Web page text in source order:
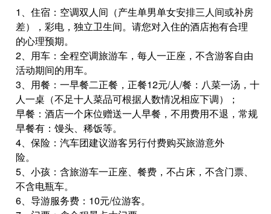
1、住宿：空调双人间（产生单男单女安排三人间或补房
差），彩电，独立卫生间。请您对入住的酒店抱有合理
的心理预期。
2、用车：全程空调旅游车，每人一正座，不含游客自由
活动期间的用车。
3、用餐：一早餐二正餐，正餐12元/人/餐：八菜一汤，十
人一桌（不足十人菜品可根据人数情况相应下调）；
早餐：酒店一个床位赠送一人早餐，不用费用不退，常规
早餐有：馒头、稀饭等。
4、保险：汽车团建议游客另行付费购买旅游意外
险。
5、小孩：含旅游车一正座、餐费，不占床，不含门票、
不含电瓶车。
6、导游服务费：10元/位游客。